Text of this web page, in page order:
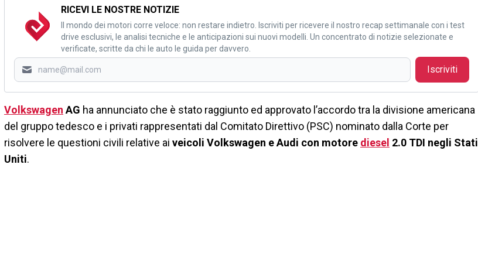
RICEVI LE NOSTRE NOTIZIE
Il mondo dei motori corre veloce: non restare indietro. Iscriviti per ricevere il nostro recap settimanale con i test
drive esclusivi, le analisi tecniche e le anticipazioni sui nuovi modelli. Un concentrato di notizie selezionate e
verificate, scritte da chi le auto le guida per davvero.
Iscriviti
Volkswagen AG ha annunciato che è stato raggiunto ed approvato l’accordo tra la divisione americana
del gruppo tedesco e i privati rappresentati dal Comitato Direttivo (PSC) nominato dalla Corte per
risolvere le questioni civili relative ai veicoli Volkswagen e Audi con motore diesel 2.0 TDI negli Stati
Uniti.